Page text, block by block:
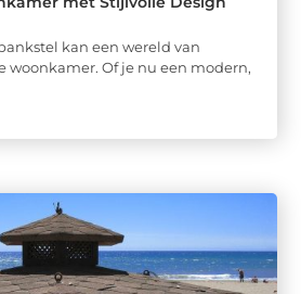
kan een wereld van
woonkamer. Of je nu een modern,